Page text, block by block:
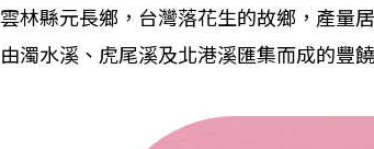
雲林縣元長鄉，台灣落花生的故鄉，產量
由濁水溪、虎尾溪及北港溪匯集而成的豐